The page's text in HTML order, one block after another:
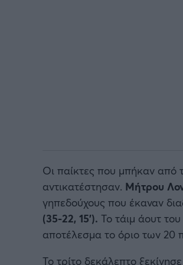
Οι παίκτες που μπήκαν από
αντικατέστησαν. Μήτρου
γηπεδούχους που έκαναν
(35-22, 15'). Το τάιμ άουτ του
αποτέλεσμα το όριο των 20
Το τρίτο δεκάλεπτο